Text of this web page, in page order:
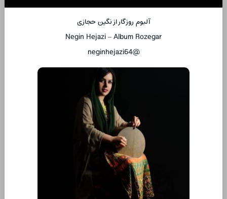
آلبوم روزگار از نگین حجازی
Negin Hejazi – Album Rozegar
@neginhejazi64